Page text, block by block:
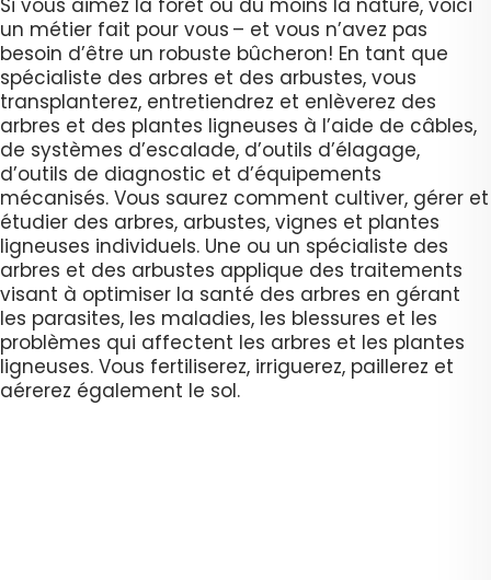
Si vous aimez la forêt ou du moins la nature, voici
un métier fait pour vous – et vous n’avez pas
besoin d’être un robuste bûcheron! En tant que
spécialiste des arbres et des arbustes, vous
transplanterez, entretiendrez et enlèverez des
arbres et des plantes ligneuses à l’aide de câbles,
de systèmes d’escalade, d’outils d’élagage,
d’outils de diagnostic et d’équipements
mécanisés. Vous saurez comment cultiver, gérer et
étudier des arbres, arbustes, vignes et plantes
ligneuses individuels. Une ou un spécialiste des
arbres et des arbustes applique des traitements
visant à optimiser la santé des arbres en gérant
les parasites, les maladies, les blessures et les
problèmes qui affectent les arbres et les plantes
ligneuses. Vous fertiliserez, irriguerez, paillerez et
aérerez également le sol.